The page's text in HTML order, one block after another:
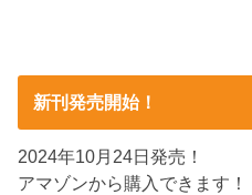
新刊発売開始！
2024年10月24日発売！
アマゾンから購入できます！